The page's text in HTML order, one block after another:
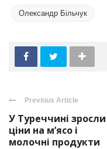
Олександр Більчук
Previous Article
У Туреччині зросли
ціни на м’ясо і
молочні продукти